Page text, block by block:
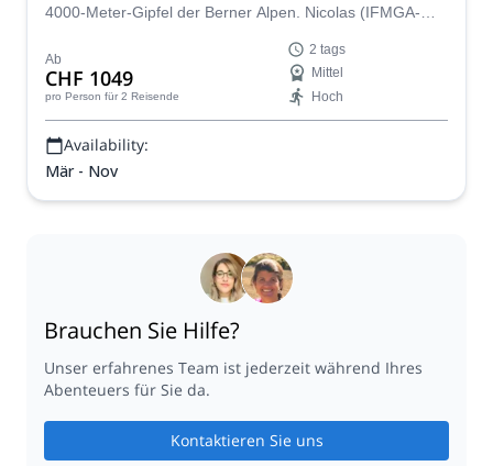
4000-Meter-Gipfel der Berner Alpen. Nicolas (IFMGA-
über Grindelwald führen.
Ab
CHF 1049
pro Person für 2 Reisende
2 tags
Mittel
Hoch
Availability:
Mär - Nov
Brauchen Sie Hilfe?
Unser erfahrenes Team ist jederzeit während Ihres
Abenteuers für Sie da.
Kontaktieren Sie uns